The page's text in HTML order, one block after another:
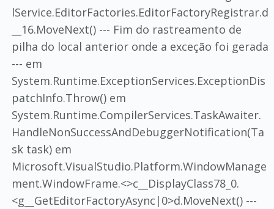
lService.EditorFactories.EditorFactoryRegistrar.d
__16.MoveNext() --- Fim do rastreamento de
pilha do local anterior onde a exceção foi gerada
--- em
System.Runtime.ExceptionServices.ExceptionDis
patchInfo.Throw() em
System.Runtime.CompilerServices.TaskAwaiter.
HandleNonSuccessAndDebuggerNotification(Ta
sk task) em
Microsoft.VisualStudio.Platform.WindowManage
ment.WindowFrame.<>c__DisplayClass78_0.
<g__GetEditorFactoryAsync|0>d.MoveNext() ---